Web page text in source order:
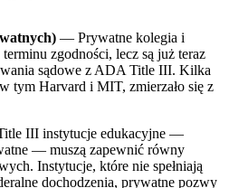
— Prywatne kolegia i
zgodności, lecz są już teraz
sądowe z ADA Title III. Kilka
tym Harvard i MIT, zmierzało się z
III instytucje edukacyjne —
— muszą zapewnić równy
Instytucje, które nie spełniają
dochodzenia, prywatne pozwy